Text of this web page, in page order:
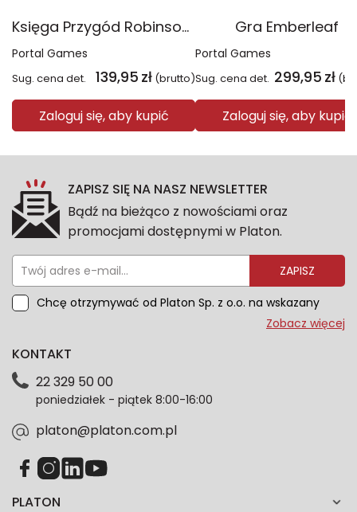
Księga Przygód Robinson Crusoe
Portal Games
Sug. cena det. 139,95 zł (brutto)
Zaloguj się, aby kupić
Gra Emberleaf
Portal Games
Sug. cena det. 299,95 zł
Zaloguj się, aby kupić
ZAPISZ SIĘ NA NASZ NEWSLETTER
Bądź na bieżąco z nowościami oraz
promocjami dostępnymi w Platon.
ZAPISZ
Chcę otrzymywać od Platon Sp. z o.o. na wskazany
przeze mnie adres e-mail informacje marketingowe
dotyczące danych osobowych znajdziesz w naszej
każdym czasie. Wycofanie zgody nie wpłynie na
zgodność z prawem przetwarzania dokonanego przed
Zobacz więcej
PLATON
KONTAKT
22 329 50 00
poniedziałek - piątek 8:00-16:00
platon@platon.com.pl